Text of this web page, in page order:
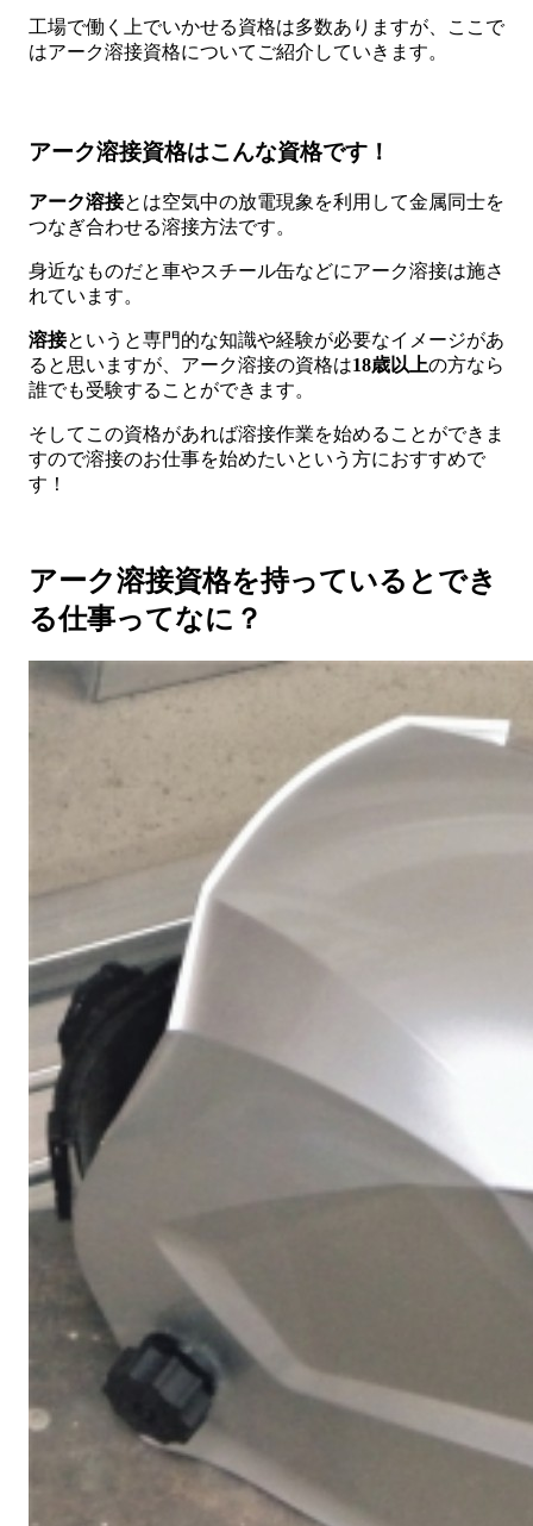
工場で働く上でいかせる資格は多数ありますが、ここで
はアーク溶接資格についてご紹介していきます。
アーク溶接資格はこんな資格です！
アーク溶接とは空気中の放電現象を利用して金属同士を
つなぎ合わせる溶接方法です。
身近なものだと車やスチール缶などにアーク溶接は施さ
れています。
溶接というと専門的な知識や経験が必要なイメージがあ
ると思いますが、アーク溶接の資格は18歳以上の方なら
誰でも受験することができます。
そしてこの資格があれば溶接作業を始めることができま
すので溶接のお仕事を始めたいという方におすすめで
す！
アーク溶接資格を持っているとでき
る仕事ってなに？